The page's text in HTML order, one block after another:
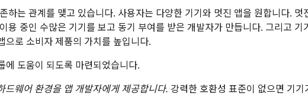
하는 관계를 맺고 있습니다. 사용자는 다양한 기기와 멋진 앱을 원합니다. 멋
용 중인 수많은 기기를 보고 동기 부여를 받은 개발자가 만듭니다. 그리고 기
으로 소비자 제품의 가치를 높입니다.
에 도움이 되도록 마련되었습니다.
드웨어 환경을 앱 개발자에게 제공합니다. 강력한 호환성 표준이 없으면 기기